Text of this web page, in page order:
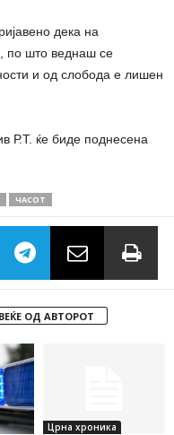
дека на
по што веднаш се
и од слобода е лишен
Р.Т. ќе биде поднесена
ЧАСОТ
ОД АВТОРОТ
Црна хроника